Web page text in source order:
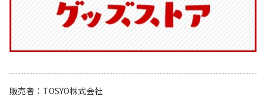
販売者
TOSYO株式会社